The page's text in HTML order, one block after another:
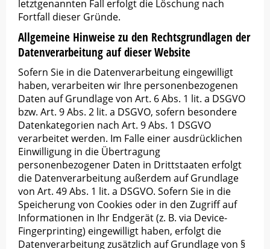
letztgenannten Fall erfolgt die Löschung nach
Fortfall dieser Gründe.
Allgemeine Hinweise zu den Rechtsgrundlagen der
Datenverarbeitung auf dieser Website
Sofern Sie in die Datenverarbeitung eingewilligt
haben, verarbeiten wir Ihre personenbezogenen
Daten auf Grundlage von Art. 6 Abs. 1 lit. a DSGVO
bzw. Art. 9 Abs. 2 lit. a DSGVO, sofern besondere
Datenkategorien nach Art. 9 Abs. 1 DSGVO
verarbeitet werden. Im Falle einer ausdrücklichen
Einwilligung in die Übertragung
personenbezogener Daten in Drittstaaten erfolgt
die Datenverarbeitung außerdem auf Grundlage
von Art. 49 Abs. 1 lit. a DSGVO. Sofern Sie in die
Speicherung von Cookies oder in den Zugriff auf
Informationen in Ihr Endgerät (z. B. via Device-
Fingerprinting) eingewilligt haben, erfolgt die
Datenverarbeitung zusätzlich auf Grundlage von §